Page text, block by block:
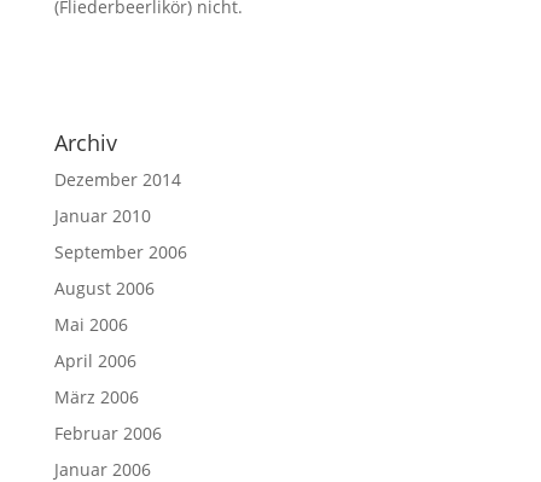
(Fliederbeerlikör) nicht.
Archiv
Dezember 2014
Januar 2010
September 2006
August 2006
Mai 2006
April 2006
März 2006
Februar 2006
Januar 2006